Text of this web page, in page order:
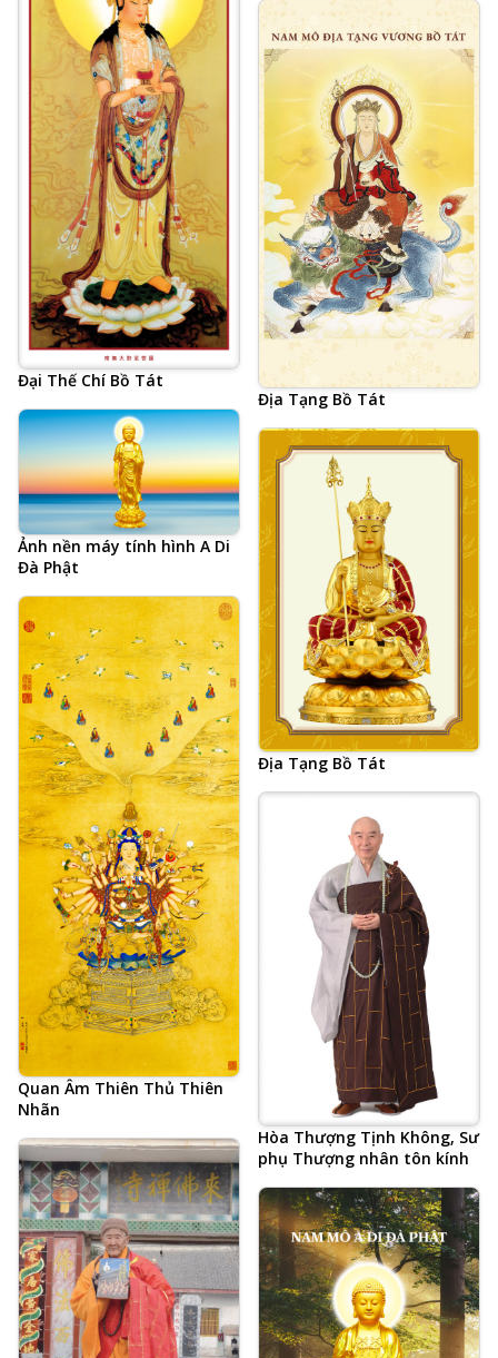
Cực Lạc, A Di Đà Phật, Quan
Thế Âm Bồ Tát, Đại Thế Chí
Bồ Tát, 48 đại nguyện của
Phật A Di Đà, vãng sinh Thế
Giới Tây Phương Cực Lạc
Đại Thế Chí Bồ Tát
Địa Tạng Bồ Tát
Ảnh nền máy tính hình A Di
Đà Phật
Địa Tạng Bồ Tát
Quan Âm Thiên Thủ Thiên
Nhãn
Hòa Thượng Tịnh Không, Sư
phụ Thượng nhân tôn kính